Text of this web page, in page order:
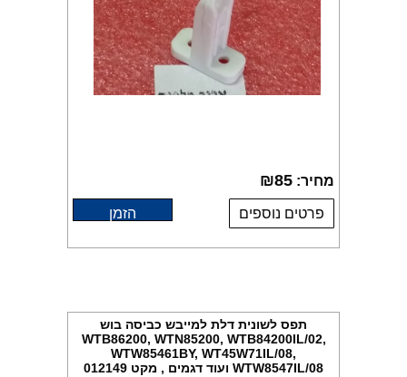
מחיר: ₪85
פרטים נוספים הזמן
תפס לשונית דלת למייבש כביסה בוש
WTB86200, WTN85200, WTB84200IL/02,
WTW85461BY, WT45W71IL/08,
WTW8547IL/08 ועוד דגמים , מקט 012149